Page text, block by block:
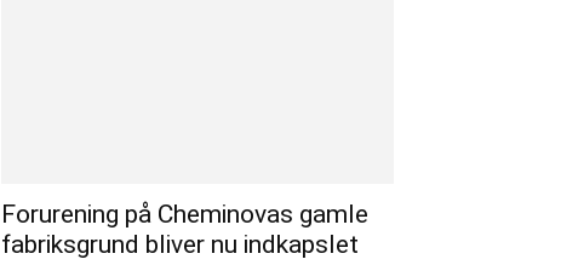
Forurening på Cheminovas gamle
fabriksgrund bliver nu indkapslet